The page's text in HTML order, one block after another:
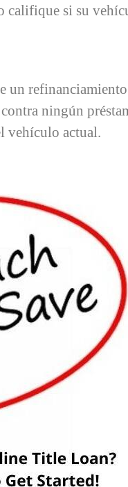
califique si su
refinanciamiento
ningún
vehículo actual.